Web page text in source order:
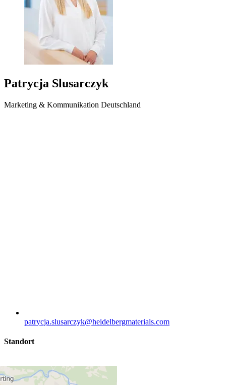
Patrycja Slusarczyk
Marketing & Kommunikation Deutschland
patrycja.slusarczyk​@heidelbergmaterials.com
Standort